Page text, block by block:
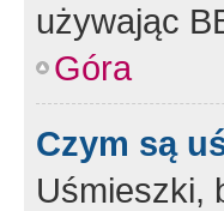
używając
Góra
Czym są
Uśmieszki,